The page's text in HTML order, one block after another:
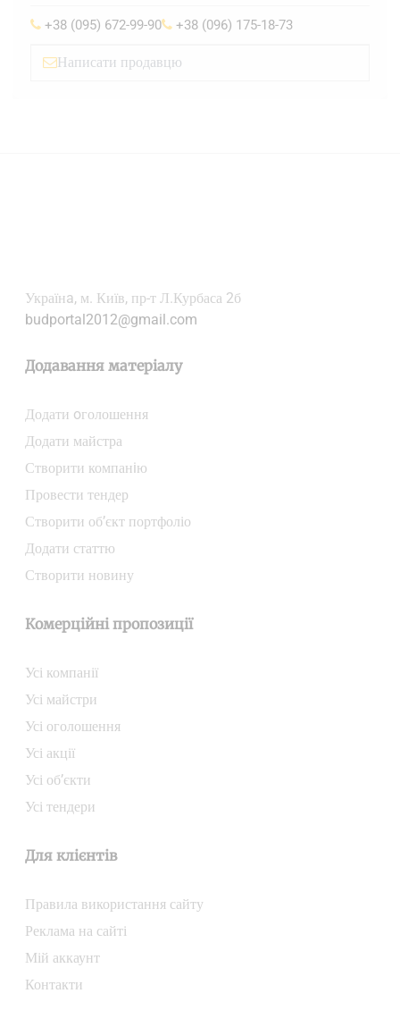
+38 (095) 672-99-90 +38 (096) 175-18-73
Написати продавцю
Українa, м. Київ, пр-т Л.Курбаса 2б
budportal2012@gmail.com
Додавання матеріалу
Додати oголошення
Додати майстра
Створити компанiю
Провести тендер
Створити об’єкт портфоліо
Додати статтю
Створити новину
Комерційні пропозиції
Усі компанії
Усі майстри
Усі оголошення
Усі акції
Усі об’єкти
Усі тендери
Для клієнтів
Правила використання сайту
Реклама на сайті
Мій аккаунт
Контакти